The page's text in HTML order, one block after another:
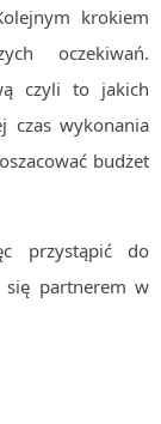
krokiem
oczekiwań.
czyli to jakich
czas wykonania
budżet
przystąpić do
się partnerem w